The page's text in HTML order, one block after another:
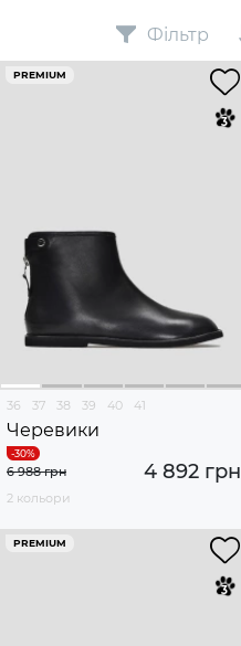
Фільтр
PREMIUM
36 37 38 39 40 41
Черевики
4 892 грн
6 988 грн
2 кольори
PREMIUM